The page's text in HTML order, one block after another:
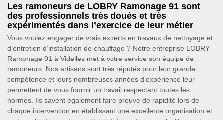
Les ramoneurs de LOBRY Ramonage 91 sont
des professionnels très doués et très
expérimentés dans l’exercice de leur métier
Vous voulez engager de vrais experts en travaux de nettoyage et
d’entretien d’installation de chauffage ? Notre entreprise LOBRY
Ramonage 91 à Videlles met à votre service son équipe de
ramoneurs. Nos artisans sont très réputés pour leur grande
compétence et leurs nombreuses années d’expérience leur
permettent de vous fournir un travail respectant toutes les
normes. Ils savent également faire preuve de rapidité lors de
chaque intervention en établissant une excellente organisation et